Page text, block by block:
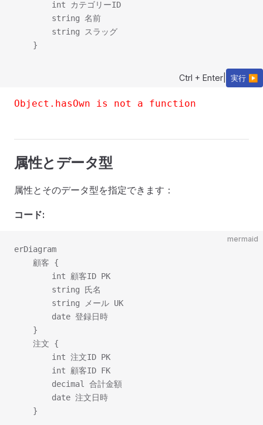
        int カテゴリーID
        string 名前
        string スラッグ
Ctrl + Enter 実行 ▶
Object.hasOwn is not a function
属性とデータ型
属性とそのデータ型を指定できます：
コード:
mermaid
erDiagram
    顧客 {
        int 顧客ID PK
        string 氏名
        string メール UK
        date 登録日時
    }
    注文 {
        int 注文ID PK
        int 顧客ID FK
        decimal 合計金額
        date 注文日時